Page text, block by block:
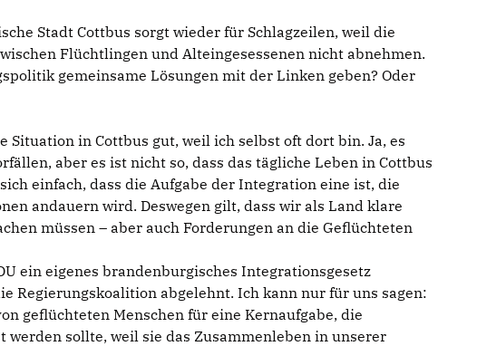
Stadt Cottbus sorgt wieder für Schlagzeilen, weil die
Flüchtlingen und Alteingesessenen nicht abnehmen.
gemeinsame Lösungen mit der Linken geben? Oder
Situation in Cottbus gut, weil ich selbst oft dort bin. Ja, es
aber es ist nicht so, dass das tägliche Leben in Cottbus
einfach, dass die Aufgabe der Integration eine ist, die
andauern wird. Deswegen gilt, dass wir als Land klare
müssen – aber auch Forderungen an die Geflüchteten
ein eigenes brandenburgisches Integrationsgesetz
Regierungskoalition abgelehnt. Ich kann nur für uns sagen:
geflüchteten Menschen für eine Kernaufgabe, die
werden sollte, weil sie das Zusammenleben in unserer